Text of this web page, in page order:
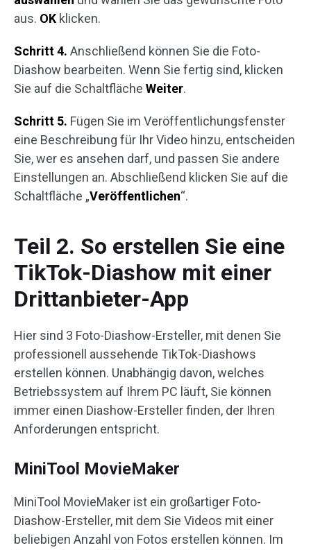
aus. OK klicken.
Schritt 4. Anschließend können Sie die Foto-
Diashow bearbeiten. Wenn Sie fertig sind, klicken
Sie auf die Schaltfläche Weiter.
Schritt 5. Fügen Sie im Veröffentlichungsfenster
eine Beschreibung für Ihr Video hinzu, entscheiden
Sie, wer es ansehen darf, und passen Sie andere
Einstellungen an. Abschließend klicken Sie auf die
Schaltfläche „Veröffentlichen“.
Teil 2. So erstellen Sie eine
TikTok-Diashow mit einer
Drittanbieter-App
Hier sind 3 Foto-Diashow-Ersteller, mit denen Sie
professionell aussehende TikTok-Diashows
erstellen können. Unabhängig davon, welches
Betriebssystem auf Ihrem PC läuft, Sie können
immer einen Diashow-Ersteller finden, der Ihren
Anforderungen entspricht.
MiniTool MovieMaker
MiniTool MovieMaker ist ein großartiger Foto-
Diashow-Ersteller, mit dem Sie Videos mit einer
beliebigen Anzahl von Fotos erstellen können. Im